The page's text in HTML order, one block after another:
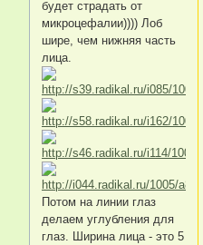
будет страдать от
микроцефалии)))) Лоб
шире, чем нижняя часть
лица.
Потом на линии глаз
делаем углубления для
глаз. Ширина лица - это 5